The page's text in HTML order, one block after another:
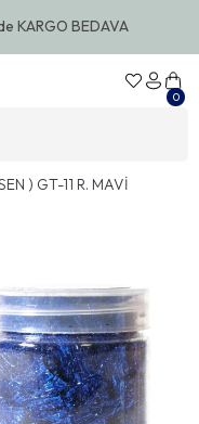
KARGO BEDAVA
0
) GT-11 R. MAVİ